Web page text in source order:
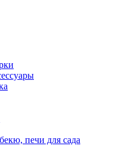
печи для сада